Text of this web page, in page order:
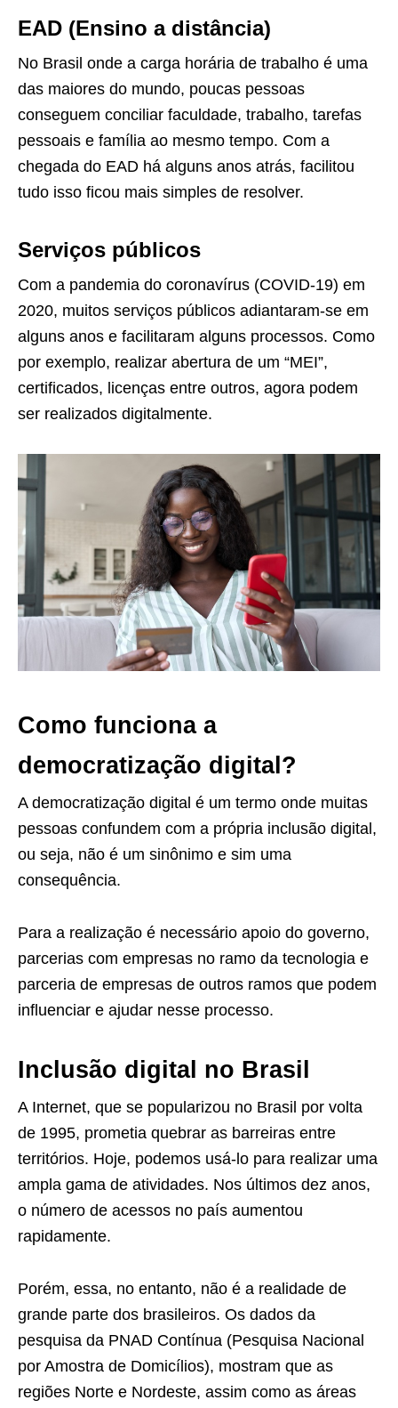
EAD (Ensino a distância)
No Brasil onde a carga horária de trabalho é uma
das maiores do mundo, poucas pessoas
conseguem conciliar faculdade, trabalho, tarefas
pessoais e família ao mesmo tempo. Com a
chegada do EAD há alguns anos atrás, facilitou
tudo isso ficou mais simples de resolver.
Serviços públicos
Com a pandemia do coronavírus (COVID-19) em
2020, muitos serviços públicos adiantaram-se em
alguns anos e facilitaram alguns processos. Como
por exemplo, realizar abertura de um “MEI”,
certificados, licenças entre outros, agora podem
ser realizados digitalmente.
Como funciona a
democratização digital?
A democratização digital é um termo onde muitas
pessoas confundem com a própria inclusão digital,
ou seja, não é um sinônimo e sim uma
consequência.
Para a realização é necessário apoio do governo,
parcerias com empresas no ramo da tecnologia e
parceria de empresas de outros ramos que podem
influenciar e ajudar nesse processo.
Inclusão digital no Brasil
A Internet, que se popularizou no Brasil por volta
de 1995, prometia quebrar as barreiras entre
territórios. Hoje, podemos usá-lo para realizar uma
ampla gama de atividades. Nos últimos dez anos,
o número de acessos no país aumentou
rapidamente.
Porém, essa, no entanto, não é a realidade de
grande parte dos brasileiros. Os dados da
pesquisa da PNAD Contínua (Pesquisa Nacional
por Amostra de Domicílios), mostram que as
regiões Norte e Nordeste, assim como as áreas